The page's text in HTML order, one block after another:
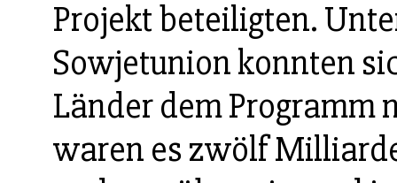
Projekt beteiligten.
Sowjetunion konnten
Länder dem Programm
waren es zwölf